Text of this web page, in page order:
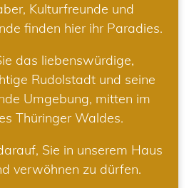
Kulturfreunde und
finden hier ihr Paradies.
das liebenswürdige,
Rudolstadt und seine
Umgebung, mitten im
Thüringer Waldes.
Sie in unserem Haus
verwöhnen zu dürfen.